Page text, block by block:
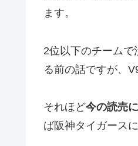
ます。
2位以下のチーム
る前の話ですが、
それほど今の読売
ば阪神タイガース